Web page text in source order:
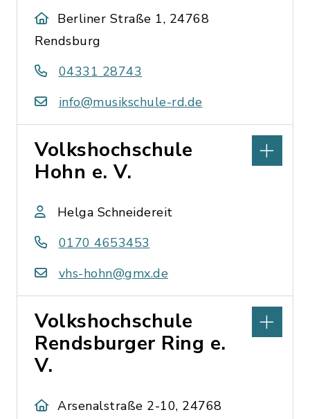
Berliner Straße 1, 24768
Rendsburg
04331 28743
info@musikschule-rd.de
Volkshochschule
Hohn e. V.
Helga Schneidereit
0170 4653453
vhs-hohn@gmx.de
Volkshochschule
Rendsburger Ring e.
V.
Arsenalstraße 2-10, 24768